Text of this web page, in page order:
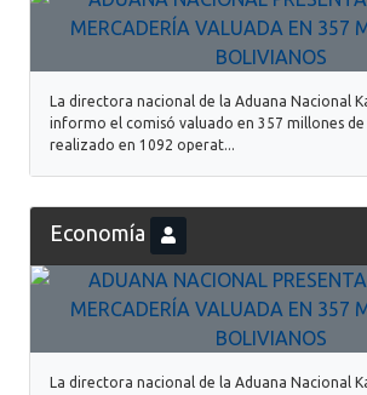
La directora nacional de la Aduana Nacional
informo el comisó valuado en 357 millones
realizado en 1092 operat...
Economía
La directora nacional de la Aduana Nacional